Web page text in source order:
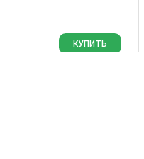
КУПИТЬ